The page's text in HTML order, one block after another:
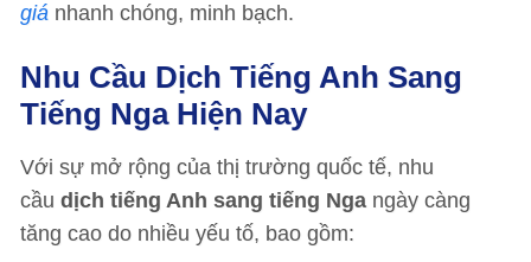
giá nhanh chóng, minh bạch.
Nhu Cầu Dịch Tiếng Anh Sang
Tiếng Nga Hiện Nay
Với sự mở rộng của thị trường quốc tế, nhu
cầu dịch tiếng Anh sang tiếng Nga ngày càng
tăng cao do nhiều yếu tố, bao gồm: